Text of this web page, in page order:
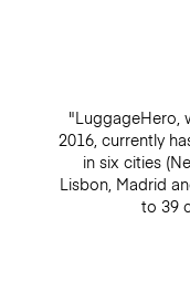
"LuggageHero,
2016, currently
in six cities
Lisbon, Madrid
to 39